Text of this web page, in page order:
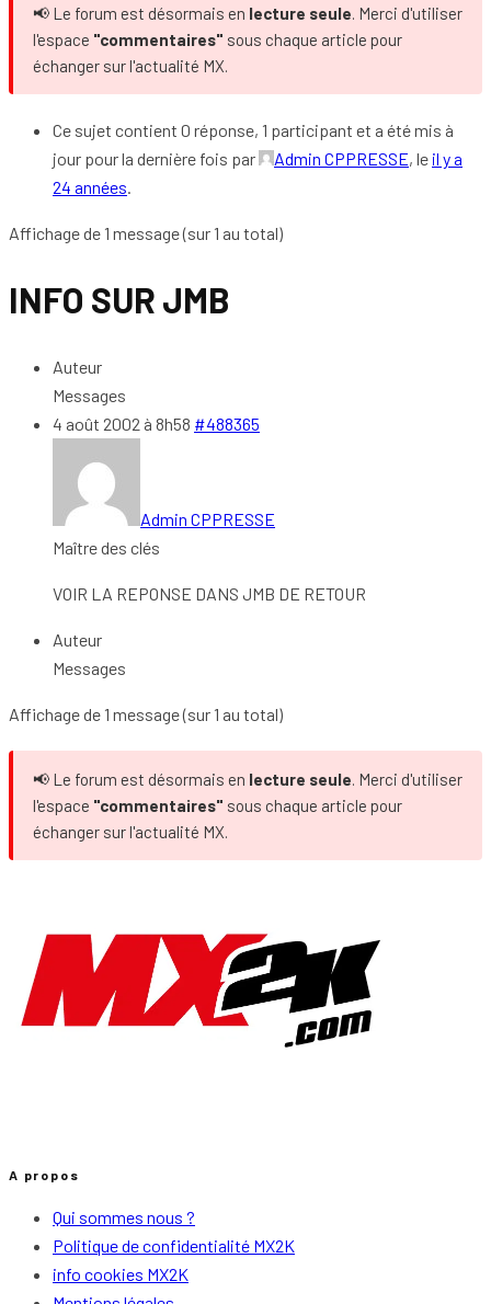
📢 Le forum est désormais en lecture seule. Merci d'utiliser
l'espace "commentaires" sous chaque article pour
échanger sur l'actualité MX.
Ce sujet contient 0 réponse, 1 participant et a été mis à
jour pour la dernière fois par
Admin CPPRESSE, le il y a
24 années.
Affichage de 1 message (sur 1 au total)
INFO SUR JMB
Auteur
Messages
4 août 2002 à 8h58 #488365
Admin CPPRESSE
Maître des clés
VOIR LA REPONSE DANS JMB DE RETOUR
Auteur
Messages
Affichage de 1 message (sur 1 au total)
📢 Le forum est désormais en lecture seule. Merci d'utiliser
l'espace "commentaires" sous chaque article pour
échanger sur l'actualité MX.
A propos
Qui sommes nous ?
Politique de confidentialité MX2K
info cookies MX2K